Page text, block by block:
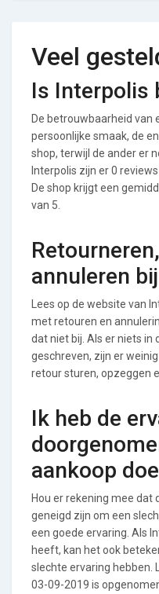
Veel
Is Interpolis
De betrouwbaarheid van
persoonlijke smaak, de
shop, terwijl de ander er
Interpolis zijn er 0
De shop krijgt een
van 5.
annuleren
Lees op de website van
met retouren en
dat niet bij. Als er niets in
geschreven, zijn er
retour sturen, opzeggen
Ik heb de
aankoop
Hou er rekening mee
geneigd zijn om een
een goede ervaring. Als
heeft, kan het ook
slechte ervaring hebben.
03-09-2019 is